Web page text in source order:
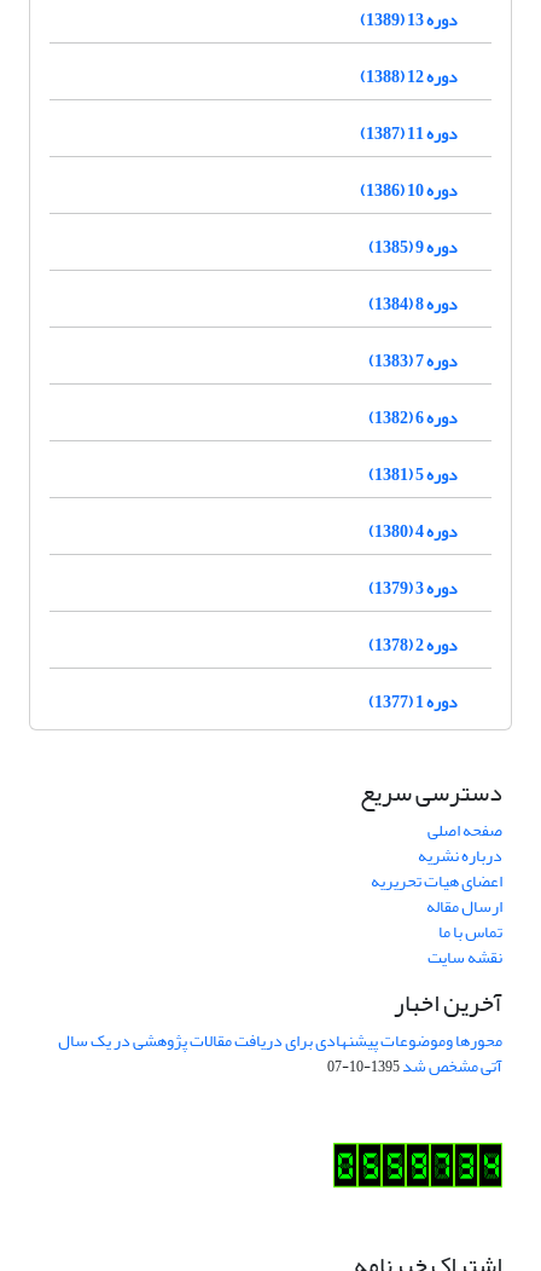
دوره 13 (1389)
دوره 12 (1388)
دوره 11 (1387)
دوره 10 (1386)
دوره 9 (1385)
دوره 8 (1384)
دوره 7 (1383)
دوره 6 (1382)
دوره 5 (1381)
دوره 4 (1380)
دوره 3 (1379)
دوره 2 (1378)
دوره 1 (1377)
دسترسی سریع
صفحه اصلی
درباره نشریه
اعضای هیات تحریریه
ارسال مقاله
تماس با ما
نقشه سایت
آخرین اخبار
محورها وموضوعات پیشنهادی برای دریافت مقالات پژوهشی در یک سال
آتی مشخص شد1395-10-07